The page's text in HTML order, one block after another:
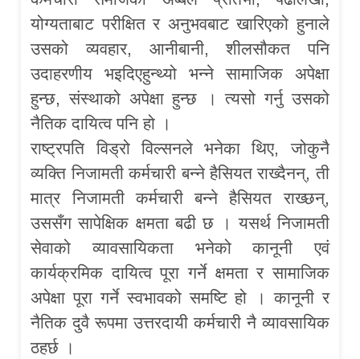
योग्यताबाट परीक्षित र अनुभवबाट खारिएको हुनाले
उसको व्यवहार, आनीबानी, शीलसौकत पनि
उदाहरणीय भइदिएहुन्थ्यो भन्ने सामाजिक अपेक्षा
हुन्छ, संस्थाको अपेक्षा हुन्छ । त्यसो गर्नु उसको
नैतिक दायित्व पनि हो ।
राष्ट्रपति विड्रो विल्सनले भनेका थिए, जोकुनै
व्यक्ति निजामती कर्मचारी बन्ने हैसियत राख्दैनन्, ती
मात्र निजामती कर्मचारी बन्ने हैसियत राख्छन्,
उससँग सापेक्षिक क्षमता बढी छ । यसर्थ निजामती
सेवाको व्यावसायिकता भनेको कानूनी एवं
कार्यक्रमिक दायित्व पूरा गर्ने क्षमता र सामाजिक
अपेक्षा पूरा गर्ने स्वभावको समष्टि हो । कानूनी र
नैतिक दुवै रूपमा उत्तरदायी कर्मचारी नै व्यावसायिक
ठहर्छ ।